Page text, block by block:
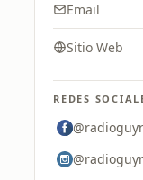
Email
Sitio Web
REDES